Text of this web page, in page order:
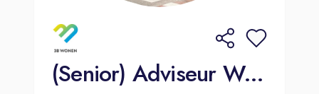
(Senior) Adviseur Wonen